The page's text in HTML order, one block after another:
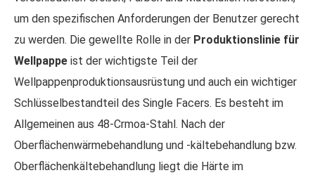
um den spezifischen Anforderungen der Benutzer gerecht
zu werden. Die gewellte Rolle in der Produktionslinie für
Wellpappe ist der wichtigste Teil der
Wellpappenproduktionsausrüstung und auch ein wichtiger
Schlüsselbestandteil des Single Facers. Es besteht im
Allgemeinen aus 48-Crmoa-Stahl. Nach der
Oberflächenwärmebehandlung und -kältebehandlung bzw.
Oberflächenkältebehandlung liegt die Härte im